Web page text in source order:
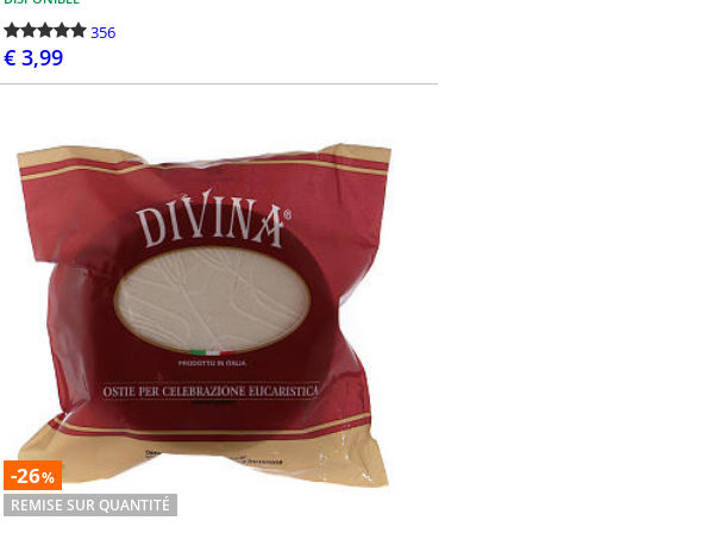
le centenaire de la première
de Notre-Dame de Fatima.
pendant...
François
catégorie dédiée à Pape
Bergoglio. Vous y trouverez
de produits comme la
132
Pape Léon XIV
Pape Léon XIV, une collection complète
de chapelets, statues, images sacrées et
356
€ 3,99
-26%
REMISE SUR QUANTITÉ